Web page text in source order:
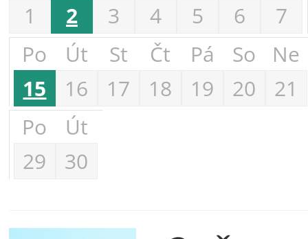
1
2 3 4 5 6
7
Po
Út St Čt Pá So
Ne
15
16 17 18 19 20
21
Po
Út
29
30